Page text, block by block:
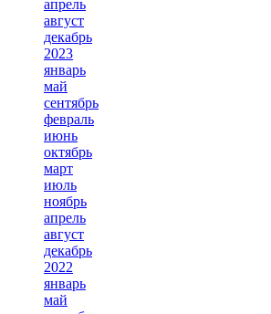
апрель
август
декабрь
2023
январь
май
сентябрь
февраль
июнь
октябрь
март
июль
ноябрь
апрель
август
декабрь
2022
январь
май